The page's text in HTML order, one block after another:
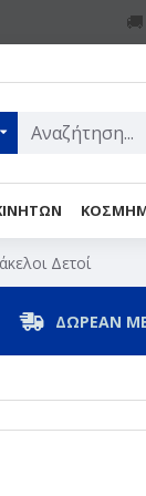
🚚
Δετοί
ΔΩΡΕΑΝ